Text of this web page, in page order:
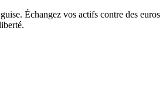
Échangez vos actifs contre des euros